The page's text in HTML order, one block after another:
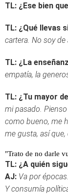
TL: ¿Ese bien
TL: ¿Qué llevas
cartera. No soy de
TL: ¿La
empatía, la
TL: ¿Tu mayor
mi pasado.
como bueno, me
me gusta, así
"Trato de no darle
TL: ¿A quién
AJ: Va por
Y consumía